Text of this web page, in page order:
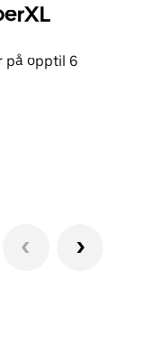
på opptil 6